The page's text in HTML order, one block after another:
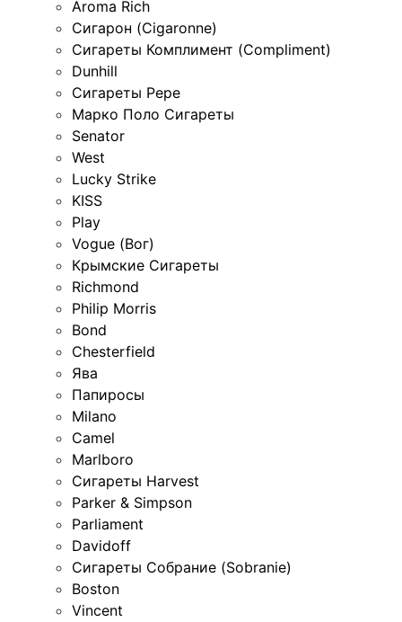
Aroma Rich
Сигарон (Cigaronne)
Сигареты Комплимент (Compliment)
Dunhill
Сигареты Pepe
Марко Поло Сигареты
Senator
West
Lucky Strike
KISS
Play
Vogue (Вог)
Крымские Сигареты
Richmond
Philip Morris
Bond
Chesterfield
Ява
Папиросы
Milano
Camel
Marlboro
Сигареты Harvest
Parker & Simpson
Parliament
Davidoff
Сигареты Собрание (Sobranie)
Boston
Vincent